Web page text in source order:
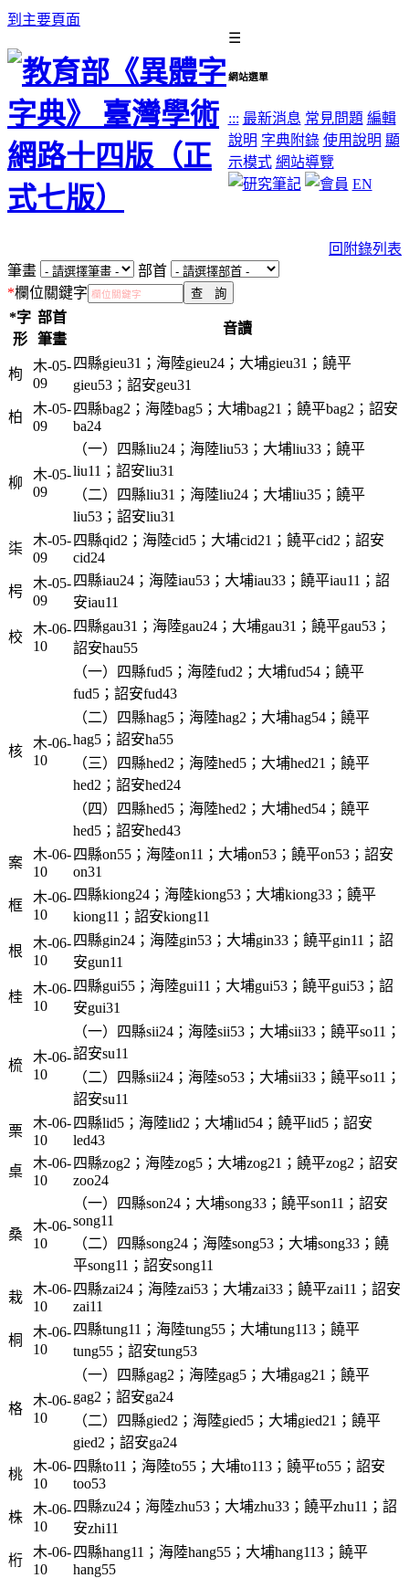
到主要頁面
☰
網站選單
::: 最新消息 常見問題 編輯
說明 字典附錄 使用說明 顯
示模式 網站導覽
EN
回附錄列表
筆畫
部首
*欄位關鍵字
*字
形
部首
筆畫
音讀
枸
木-05-
09
四縣gieu31；海陸gieu24；大埔gieu31；饒平
gieu53；詔安geu31
柏
木-05-
09
四縣bag2；海陸bag5；大埔bag21；饒平bag2；詔安
ba24
柳
木-05-
09
（一）四縣liu24；海陸liu53；大埔liu33；饒平
liu11；詔安liu31
（二）四縣liu31；海陸liu24；大埔liu35；饒平
liu53；詔安liu31
柒
木-05-
09
四縣qid2；海陸cid5；大埔cid21；饒平cid2；詔安
cid24
枵
木-05-
09
四縣iau24；海陸iau53；大埔iau33；饒平iau11；詔
安iau11
校
木-06-
10
四縣gau31；海陸gau24；大埔gau31；饒平gau53；
詔安hau55
核
木-06-
10
（一）四縣fud5；海陸fud2；大埔fud54；饒平
fud5；詔安fud43
（二）四縣hag5；海陸hag2；大埔hag54；饒平
hag5；詔安ha55
（三）四縣hed2；海陸hed5；大埔hed21；饒平
hed2；詔安hed24
（四）四縣hed5；海陸hed2；大埔hed54；饒平
hed5；詔安hed43
案
木-06-
10
四縣on55；海陸on11；大埔on53；饒平on53；詔安
on31
框
木-06-
10
四縣kiong24；海陸kiong53；大埔kiong33；饒平
kiong11；詔安kiong11
根
木-06-
10
四縣gin24；海陸gin53；大埔gin33；饒平gin11；詔
安gun11
桂
木-06-
10
四縣gui55；海陸gui11；大埔gui53；饒平gui53；詔
安gui31
梳
木-06-
10
（一）四縣sii24；海陸sii53；大埔sii33；饒平so11；
詔安su11
（二）四縣sii24；海陸so53；大埔sii33；饒平so11；
詔安su11
栗
木-06-
10
四縣lid5；海陸lid2；大埔lid54；饒平lid5；詔安
led43
桌
木-06-
10
四縣zog2；海陸zog5；大埔zog21；饒平zog2；詔安
zoo24
桑
木-06-
10
（一）四縣son24；大埔song33；饒平son11；詔安
song11
（二）四縣song24；海陸song53；大埔song33；饒
平song11；詔安song11
栽
木-06-
10
四縣zai24；海陸zai53；大埔zai33；饒平zai11；詔安
zai11
桐
木-06-
10
四縣tung11；海陸tung55；大埔tung113；饒平
tung55；詔安tung53
格
木-06-
10
（一）四縣gag2；海陸gag5；大埔gag21；饒平
gag2；詔安ga24
（二）四縣gied2；海陸gied5；大埔gied21；饒平
gied2；詔安ga24
桃
木-06-
10
四縣to11；海陸to55；大埔to113；饒平to55；詔安
too53
株
木-06-
10
四縣zu24；海陸zhu53；大埔zhu33；饒平zhu11；詔
安zhi11
桁
木-06-
10
四縣hang11；海陸hang55；大埔hang113；饒平
hang55